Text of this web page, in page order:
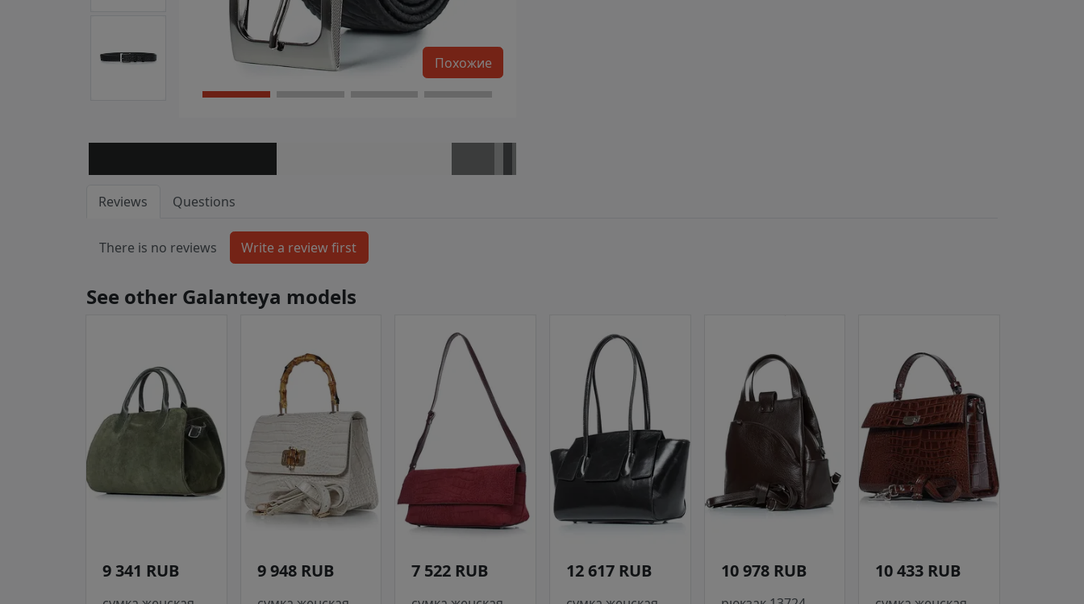
Похожие
Reviews Questions
There is no reviews
See other Galanteya models
9 341 RUB 9 948 RUB 7 522 RUB 12 617 RUB 10 978 RUB 10 433 RUB